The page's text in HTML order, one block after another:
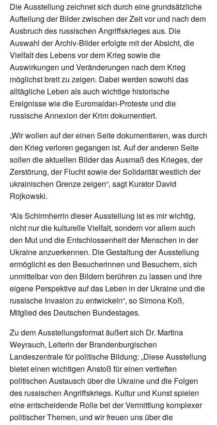
Die Ausstellung zeichnet sich durch eine grundsätzliche
Aufteilung der Bilder zwischen der Zeit vor und nach dem
Ausbruch des russischen Angriffskrieges aus. Die
Auswahl der Archiv-Bilder erfolgte mit der Absicht, die
Vielfalt des Lebens vor dem Krieg sowie die
Auswirkungen und Veränderungen nach dem Krieg
möglichst breit zu zeigen. Dabei werden sowohl das
alltägliche Leben als auch wichtige historische
Ereignisse wie die Euromaidan-Proteste und die
russische Annexion der Krim dokumentiert.
„Wir wollen auf der einen Seite dokumentieren, was durch
den Krieg verloren gegangen ist. Auf der anderen Seite
sollen die aktuellen Bilder das Ausmaß des Krieges, der
Zerstörung, der Flucht sowie der Solidarität westlich der
ukrainischen Grenze zeigen“, sagt Kurator David
Rojkowski.
“Als Schirmherrin dieser Ausstellung ist es mir wichtig,
nicht nur die kulturelle Vielfalt, sondern vor allem auch
den Mut und die Entschlossenheit der Menschen in der
Ukraine anzuerkennen. Die Gestaltung der Ausstellung
ermöglicht es den Besucherinnen und Besuchern, sich
unmittelbar von den Bildern berühren zu lassen und ihre
eigene Perspektive auf das Leben in der Ukraine und die
russische Invasion zu entwickeln“, so Simona Koß,
Mitglied des Deutschen Bundestages.
Zu dem Ausstellungsformat äußert sich Dr. Martina
Weyrauch, Leiterin der Brandenburgischen
Landeszentrale für politische Bildung: „Diese Ausstellung
bietet einen wichtigen Anstoß für einen vertieften
politischen Austausch über die Ukraine und die Folgen
des russischen Angriffskriegs. Kultur und Kunst spielen
eine entscheidende Rolle bei der Vermittlung komplexer
politischer Themen, und wir freuen uns über die